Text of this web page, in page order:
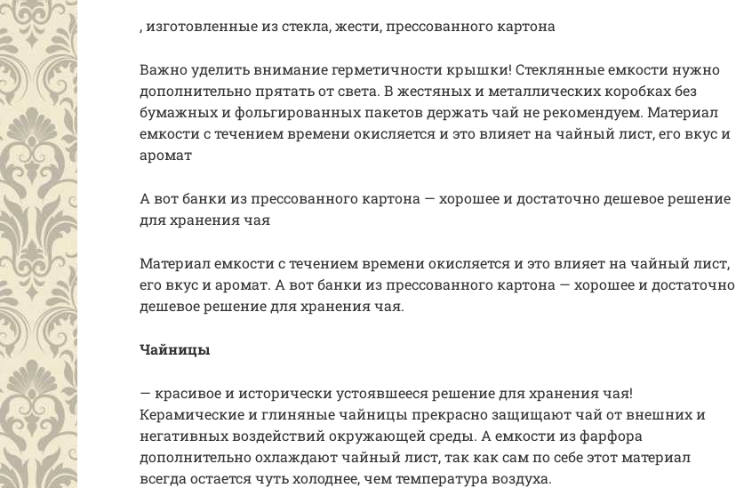
, изготовленные из стекла, жести, прессованного картона
Важно уделить внимание герметичности крышки! Стеклянные емкости нужно
дополнительно прятать от света. В жестяных и металлических коробках без
бумажных и фольгированных пакетов держать чай не рекомендуем. Материал
емкости с течением времени окисляется и это влияет на чайный лист, его вкус и
аромат
А вот банки из прессованного картона — хорошее и достаточно дешевое решение
для хранения чая
Материал емкости с течением времени окисляется и это влияет на чайный лист,
его вкус и аромат. А вот банки из прессованного картона — хорошее и достаточно
дешевое решение для хранения чая.
Чайницы
— красивое и исторически устоявшееся решение для хранения чая!
Керамические и глиняные чайницы прекрасно защищают чай от внешних и
негативных воздействий окружающей среды. А емкости из фарфора
дополнительно охлаждают чайный лист, так как сам по себе этот материал
всегда остается чуть холоднее, чем температура воздуха.